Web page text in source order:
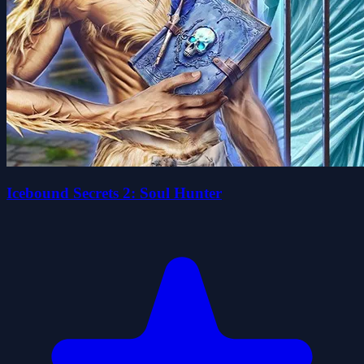
Icebound Secrets 2: Soul Hunter